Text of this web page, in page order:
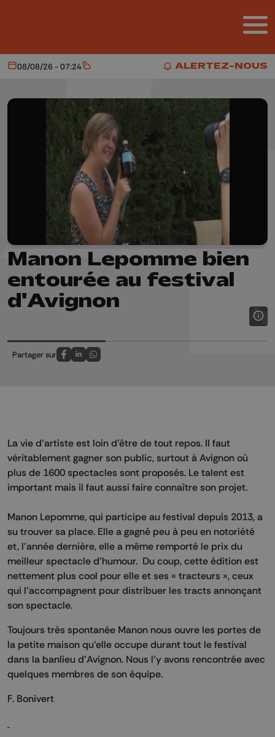
ALERTEZ-NOUS
ALERTEZ-NOUS
Aujourd'hui
08/08/26 - 07:24 Météo
Manon Lepomme bien
entourée au festival
d'Avignon
Partager sur
Partagez sur FaceBook
Partagez sur LinkedIn
Partagez sur Whatsapp
La vie d’artiste est loin d’être de tout repos. Il faut
véritablement gagner son public, surtout à Avignon où
plus de 1600 spectacles sont proposés. Le talent est
important mais il faut aussi faire connaître son projet.
Manon Lepomme, qui participe au festival depuis 2013, a
su trouver sa place. Elle a gagné peu à peu en notoriété
et, l’année dernière, elle a même remporté le prix du
meilleur spectacle d’humour. Du coup, cette édition est
nettement plus cool pour elle et ses « tracteurs », ceux
qui l’accompagnent pour distribuer les tracts annonçant
son spectacle.
Toujours très spontanée Manon nous ouvre les portes de
la petite maison qu’elle occupe durant tout le festival
dans la banlieu d’Avignon. Nous l’y avons rencontrée avec
quelques membres de son équipe.
F. Bonivert